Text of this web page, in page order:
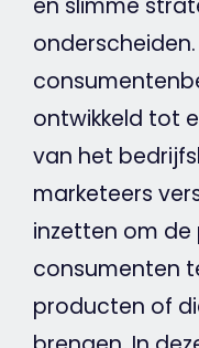
ontwikkeld tot
van het
marketeers
inzetten om
consumenten
producten of